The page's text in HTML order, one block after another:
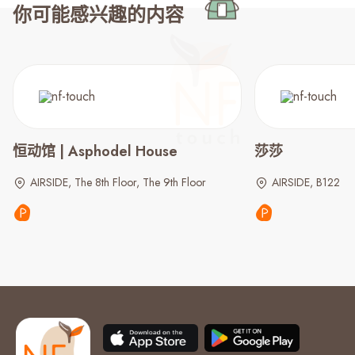
你可能感兴趣的内容
恒动馆 | Asphodel House
AIRSIDE, The 8th Floor, The 9th Floor
莎莎
AIRSIDE, B122